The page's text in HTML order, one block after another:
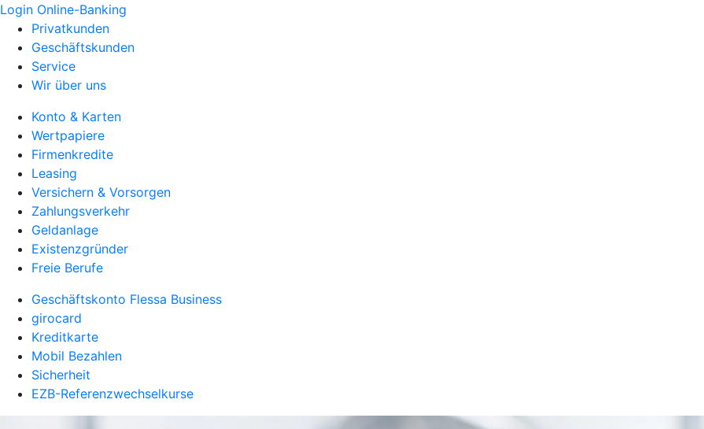
Login Online-Banking
Privatkunden
Geschäftskunden
Service
Wir über uns
Konto & Karten
Wertpapiere
Firmenkredite
Leasing
Versichern & Vorsorgen
Zahlungsverkehr
Geldanlage
Existenzgründer
Freie Berufe
Geschäftskonto Flessa Business
girocard
Kreditkarte
Mobil Bezahlen
Sicherheit
EZB-Referenzwechselkurse